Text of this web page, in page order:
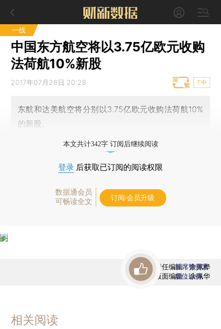
一线
中国东方航空将以3.75亿欧元收购
法荷航10%新股
2017年07月28日 20:28 T中
东航和达美航空将分别以3.75亿欧元收购法荷航10%
的新股。
本文共计342字 订阅后继续阅读
登录 后获取已订阅的阅读权限
数据通会员
可畅读全文
订阅/会员升级
责任编辑：余佩桦
版面编辑：余佩华
首席赞赏官
虚位以待
相关阅读